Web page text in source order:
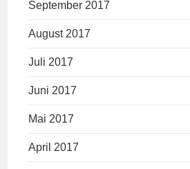
September 2017
August 2017
Juli 2017
Juni 2017
Mai 2017
April 2017